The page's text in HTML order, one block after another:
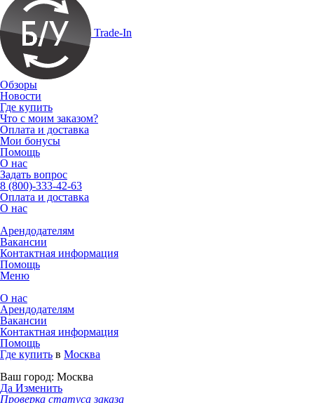
Trade-In
Обзоры
Новости
Где купить
Что с моим заказом?
Оплата и доставка
Мои бонусы
Помощь
О нас
Задать вопрос
8 (800)-333-42-63
Оплата и доставка
О нас
Арендодателям
Вакансии
Контактная информация
Помощь
Меню
О нас
Арендодателям
Вакансии
Контактная информация
Помощь
Где купить в Москва
Ваш город: Москва
Да Изменить
Проверка статуса заказа